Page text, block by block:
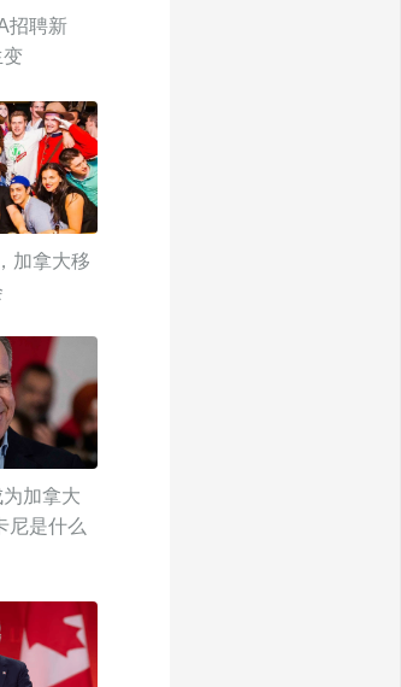
招聘新
变
加拿大移
加拿大
尼是什么